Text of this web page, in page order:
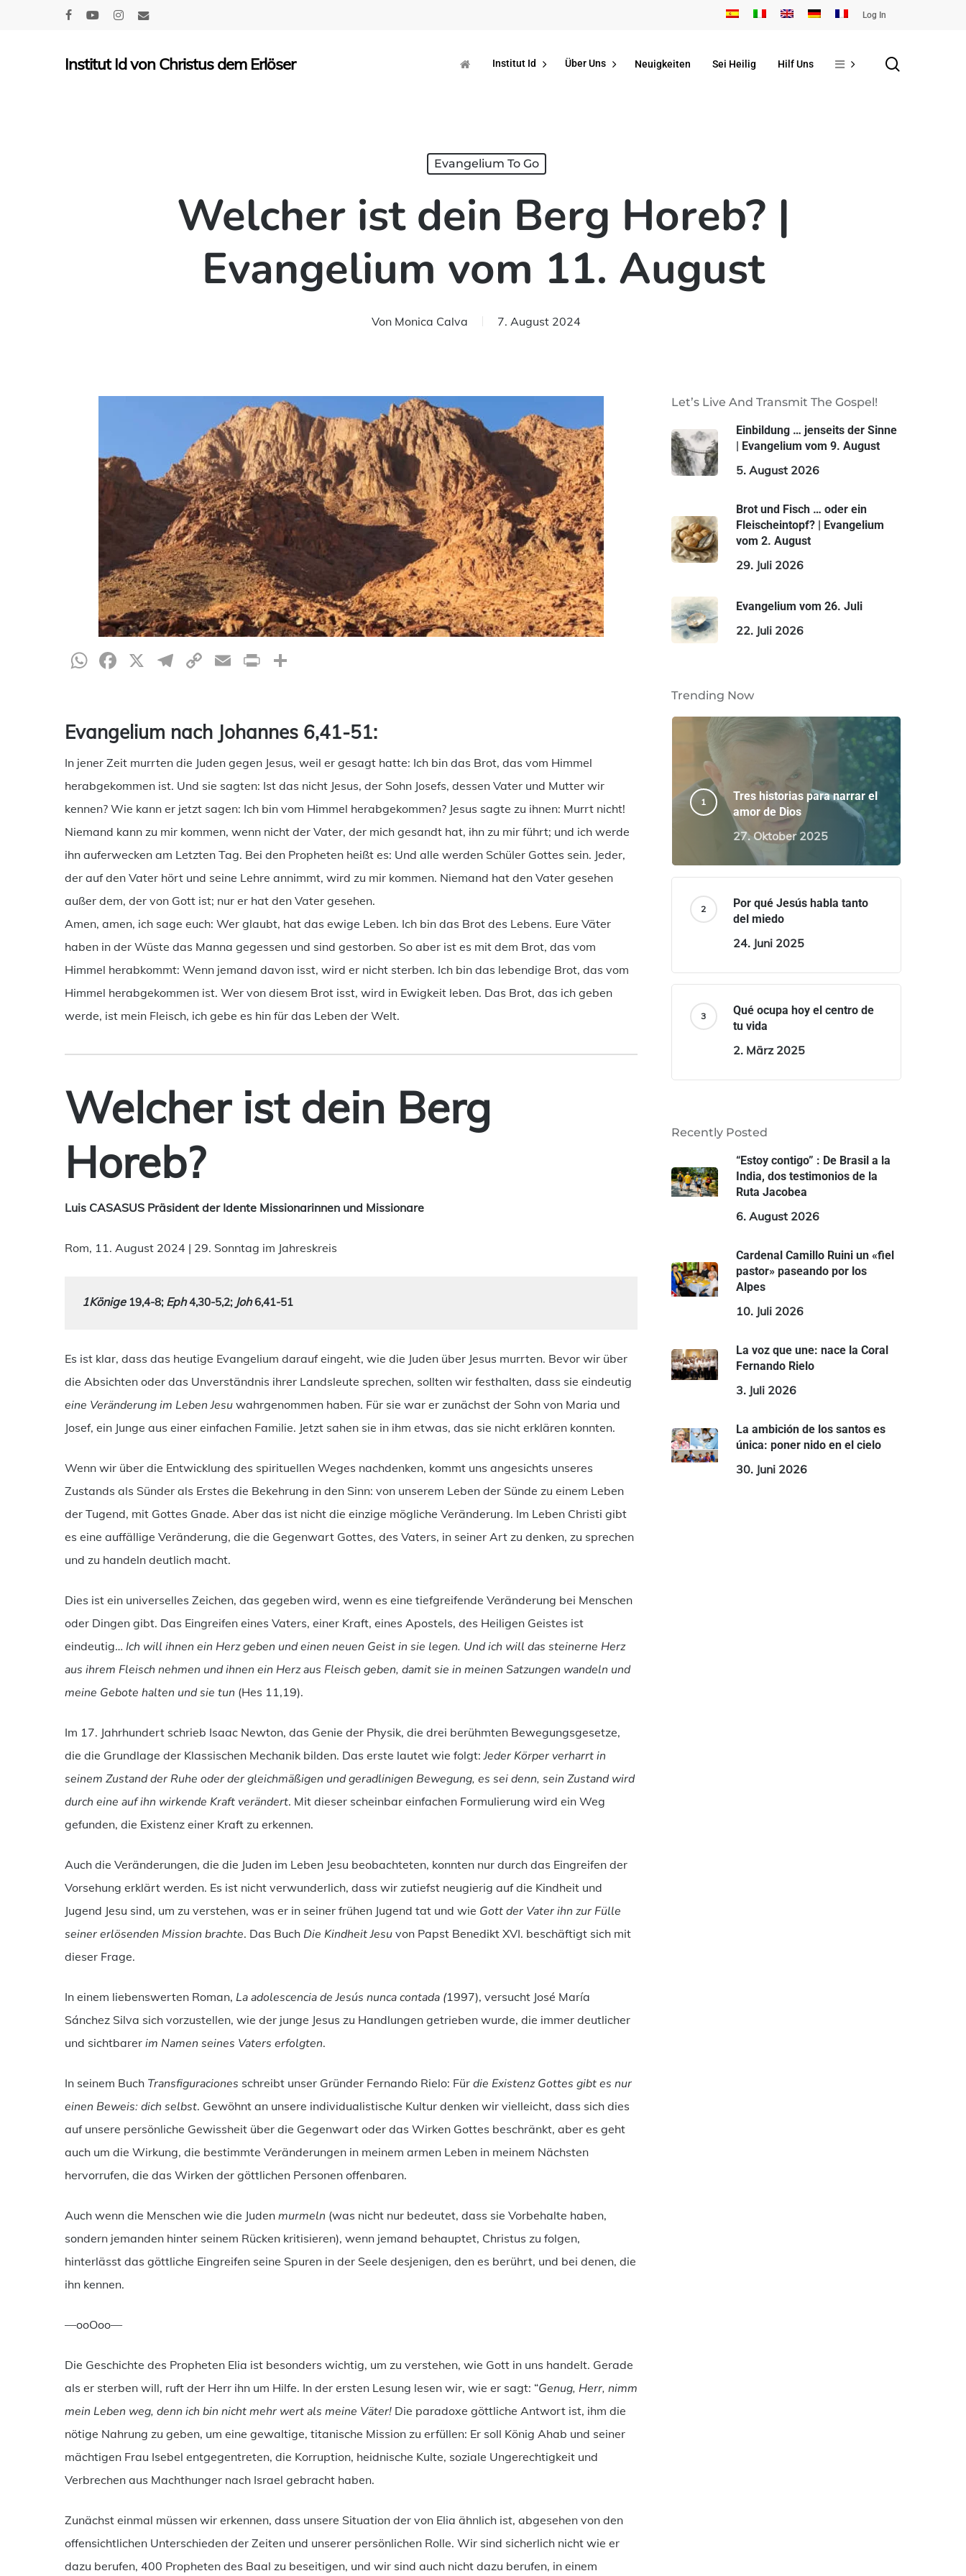
Log In
Hit enter to search or ESC to close
Institut Id von Christus dem Erlöser Institut Id Über Uns Neuigkeiten Sei Heilig Hilf Uns
Evangelium To Go
Welcher ist dein Berg Horeb? |
Evangelium vom 11. August
Von Monica Calva 7. August 2024
WhatsApp
Facebook
X Telegram
CopyEmailPrint
Evangelium nach Johannes 6,41-51:
In jener Zeit murrten die Juden gegen Jesus, weil er gesagt hatte: Ich bin das Brot, das vom Himmel
herabgekommen ist. Und sie sagten: Ist das nicht Jesus, der Sohn Josefs, dessen Vater und Mutter wir
kennen? Wie kann er jetzt sagen: Ich bin vom Himmel herabgekommen? Jesus sagte zu ihnen: Murrt nicht!
Niemand kann zu mir kommen, wenn nicht der Vater, der mich gesandt hat, ihn zu mir führt; und ich werde
ihn auferwecken am Letzten Tag. Bei den Propheten heißt es: Und alle werden Schüler Gottes sein. Jeder,
der auf den Vater hört und seine Lehre annimmt, wird zu mir kommen. Niemand hat den Vater gesehen
außer dem, der von Gott ist; nur er hat den Vater gesehen.
Amen, amen, ich sage euch: Wer glaubt, hat das ewige Leben. Ich bin das Brot des Lebens. Eure Väter
haben in der Wüste das Manna gegessen und sind gestorben. So aber ist es mit dem Brot, das vom
Himmel herabkommt: Wenn jemand davon isst, wird er nicht sterben. Ich bin das lebendige Brot, das vom
Himmel herabgekommen ist. Wer von diesem Brot isst, wird in Ewigkeit leben. Das Brot, das ich geben
werde, ist mein Fleisch, ich gebe es hin für das Leben der Welt.
Welcher ist dein Berg
Horeb?
Luis CASASUS Präsident der Idente Missionarinnen und Missionare
Rom, 11. August 2024 | 29. Sonntag im Jahreskreis
1Könige 19,4-8; Eph 4,30-5,2; Joh 6,41-51
Es ist klar, dass das heutige Evangelium darauf eingeht, wie die Juden über Jesus murrten. Bevor wir über
die Absichten oder das Unverständnis ihrer Landsleute sprechen, sollten wir festhalten, dass sie eindeutig
eine Veränderung im Leben Jesuwahrgenommen haben. Für sie war er zunächst der Sohn von Maria und
Josef, ein Junge aus einer einfachen Familie. Jetzt sahen sie in ihm etwas, das sie nicht erklären konnten.
Wenn wir über die Entwicklung des spirituellen Weges nachdenken, kommt uns angesichts unseres
Zustands als Sünder als Erstes die Bekehrung in den Sinn: von unserem Leben der Sünde zu einem Leben
der Tugend, mit Gottes Gnade. Aber das ist nicht die einzige mögliche Veränderung. Im Leben Christi gibt
es eine auffällige Veränderung, die die Gegenwart Gottes, des Vaters, in seiner Art zu denken, zu sprechen
und zu handeln deutlich macht.
Dies ist ein universelles Zeichen, das gegeben wird, wenn es eine tiefgreifende Veränderung bei Menschen
oder Dingen gibt. Das Eingreifen eines Vaters, einer Kraft, eines Apostels, des Heiligen Geistes ist
eindeutig… Ich will ihnen ein Herz geben und einen neuen Geist in sie legen. Und ich will das steinerne Herz
aus ihrem Fleisch nehmen und ihnen ein Herz aus Fleisch geben,damit sie in meinen Satzungen wandeln und
meine Gebote halten und sie tun (Hes 11,19).
Im 17. Jahrhundert schrieb Isaac Newton, das Genie der Physik, die drei berühmten Bewegungsgesetze,
die die Grundlage der Klassischen Mechanik bilden. Das erste lautet wie folgt:Jeder Körper verharrt in
seinem Zustand der Ruhe oder der gleichmäßigen und geradlinigen Bewegung, es sei denn, sein Zustand wird
durch eine auf ihn wirkende Kraft verändert. Mit dieser scheinbar einfachen Formulierung wird ein Weg
gefunden, die Existenz einer Kraft zu erkennen.
Auch die Veränderungen, die die Juden im Leben Jesu beobachteten, konnten nur durch das Eingreifen der
Vorsehung erklärt werden. Es ist nicht verwunderlich, dass wir zutiefst neugierig auf die Kindheit und
Jugend Jesu sind, um zu verstehen, was er in seiner frühen Jugend tat und wie Gott der Vater ihn zur Fülle
seiner erlösenden Mission brachte. Das Buch Die Kindheit Jesuvon Papst Benedikt XVI. beschäftigt sich mit
dieser Frage.
In einem liebenswerten Roman, La adolescencia de Jesús nunca contada (1997), versucht José María
Sánchez Silva sich vorzustellen, wie der junge Jesus zu Handlungen getrieben wurde, die immer deutlicher
und sichtbarerim Namen seines Vaters erfolgten.
In seinem Buch Transfiguraciones schreibt unser Gründer Fernando Rielo: Fürdie Existenz Gottes gibt es nur
einen Beweis: dich selbst. Gewöhnt an unsere individualistische Kultur denken wir vielleicht, dass sich dies
auf unsere persönliche Gewissheit über die Gegenwart oder das Wirken Gottes beschränkt, aber es geht
auch um die Wirkung, die bestimmte Veränderungen in meinem armen Leben in meinem Nächsten
hervorrufen, die das Wirken der göttlichen Personen offenbaren.
Auch wenn die Menschen wie die Judenmurmeln (was nicht nur bedeutet, dass sie Vorbehalte haben,
sondern jemanden hinter seinem Rücken kritisieren), wenn jemand behauptet, Christus zu folgen,
hinterlässt das göttliche Eingreifen seine Spuren in der Seele desjenigen, den es berührt, und bei denen, die
ihn kennen.
—ooOoo—
Die Geschichte des Propheten Elia ist besonders wichtig, um zu verstehen, wie Gott in uns handelt. Gerade
als er sterben will, ruft der Herr ihn um Hilfe. In der ersten Lesung lesen wir, wie er sagt: “Genug, Herr, nimm
mein Leben weg, denn ich bin nicht mehr wert als meine Väter! Die paradoxe göttliche Antwort ist, ihm die
nötige Nahrung zu geben, um eine gewaltige, titanische Mission zu erfüllen: Er soll König Ahab und seiner
mächtigen Frau Isebel entgegentreten, die Korruption, heidnische Kulte, soziale Ungerechtigkeit und
Verbrechen aus Machthunger nach Israel gebracht haben.
Zunächst einmal müssen wir erkennen, dass unsere Situation der von Elia ähnlich ist, abgesehen von den
offensichtlichen Unterschieden der Zeiten und unserer persönlichen Rolle. Wir sind sicherlich nicht wie er
dazu berufen, 400 Propheten des Baal zu beseitigen, und wir sind auch nicht dazu berufen, in einem
Let’s Live And Transmit The Gospel!
Einbildung … jenseits der Sinne
| Evangelium vom 9. August
5. August 2026
Brot und Fisch … oder ein
Fleischeintopf? | Evangelium
vom 2. August
29. Juli 2026
Evangelium vom 26. Juli
22. Juli 2026
Trending Now
Tres historias para narrar el
amor de Dios
27. Oktober 2025
Por qué Jesús habla tanto
del miedo
24. Juni 2025
Qué ocupa hoy el centro de
tu vida
2. März 2025
Recently Posted
“Estoy contigo” : De Brasil a la
India, dos testimonios de la
Ruta Jacobea
6. August 2026
Cardenal Camillo Ruini un «fiel
pastor» paseando por los
Alpes
10. Juli 2026
La voz que une: nace la Coral
Fernando Rielo
3. Juli 2026
La ambición de los santos es
única: poner nido en el cielo
30. Juni 2026